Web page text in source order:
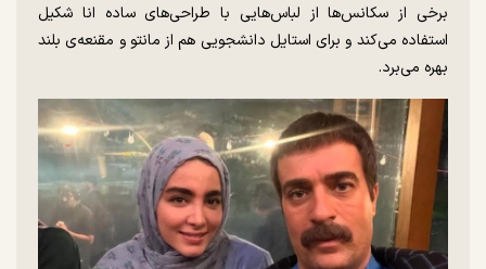
برخی از سکانس‌ها از لباس‌هایی با طراحی‌های ساده انا شکیل
استفاده می‌کند و برای استایل دانشجویی هم از مانتو و مقنعه‌ی بلند
بهره می‌برد.